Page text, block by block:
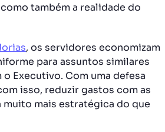
também a realidade do
, os servidores economizam
para assuntos similares
Executivo. Com uma defesa
isso, reduzir gastos com as
mais estratégica do que